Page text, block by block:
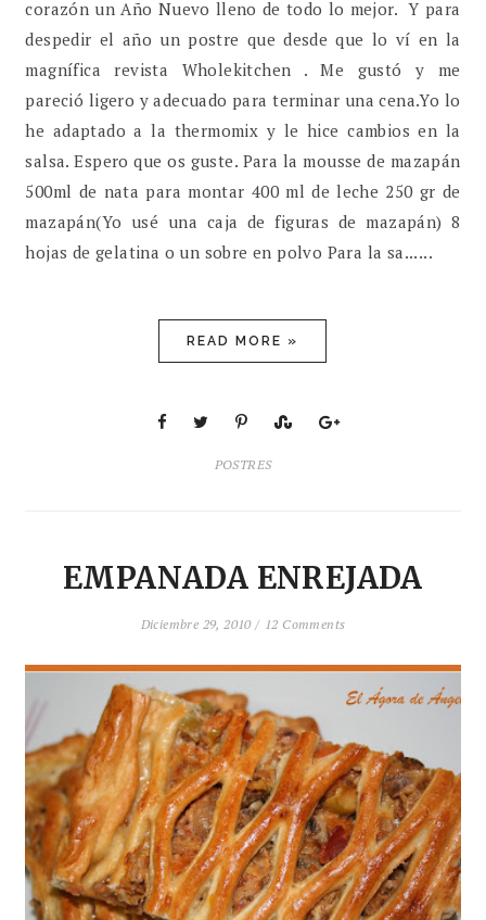
corazón un Año Nuevo lleno de todo lo mejor. Y para
despedir el año un postre que desde que lo ví en la
magnífica revista Wholekitchen . Me gustó y me
pareció ligero y adecuado para terminar una cena.Yo lo
he adaptado a la thermomix y le hice cambios en la
salsa. Espero que os guste. Para la mousse de mazapán
500ml de nata para montar 400 ml de leche 250 gr de
mazapán(Yo usé una caja de figuras de mazapán) 8
hojas de gelatina o un sobre en polvo Para la sa......
READ MORE »
POSTRES
EMPANADA ENREJADA
Diciembre 29, 2010 / 12 Comments